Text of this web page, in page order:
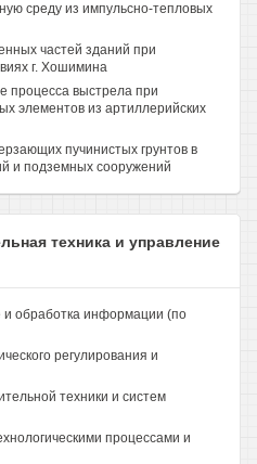
среду из импульсно-тепловых
частей зданий при
г. Хошимина
процесса выстрела при
элементов из артиллерийских
пучинистых грунтов в
и подземных сооружений
техника и управление
обработка информации (по
регулирования и
техники и систем
процессами и